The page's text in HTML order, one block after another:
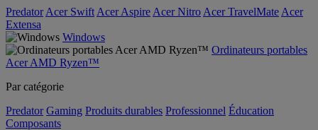
Predator Acer Swift Acer Aspire Acer Nitro Acer TravelMate Acer
Extensa
Windows
Ordinateurs portables
Acer AMD Ryzen™
Par catégorie
Predator Gaming Produits durables Professionnel Éducation
Composants